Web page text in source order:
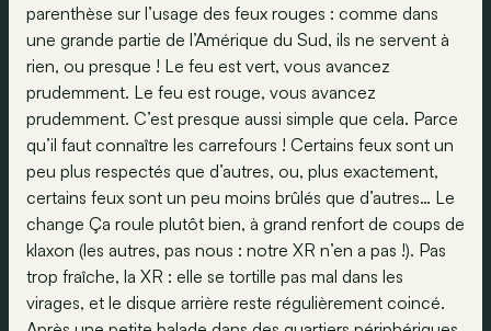
parenthèse sur l’usage des feux rouges : comme dans
une grande partie de l’Amérique du Sud, ils ne servent à
rien, ou presque ! Le feu est vert, vous avancez
prudemment. Le feu est rouge, vous avancez
prudemment. C’est presque aussi simple que cela. Parce
qu’il faut connaître les carrefours ! Certains feux sont un
peu plus respectés que d’autres, ou, plus exactement,
certains feux sont un peu moins brûlés que d’autres… Le
change Ça roule plutôt bien, à grand renfort de coups de
klaxon (les autres, pas nous : notre XR n’en a pas !). Pas
trop fraîche, la XR : elle se tortille pas mal dans les
virages, et le disque arrière reste régulièrement coincé.